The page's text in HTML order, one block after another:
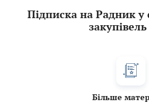
Підписка на Радник у
Більше